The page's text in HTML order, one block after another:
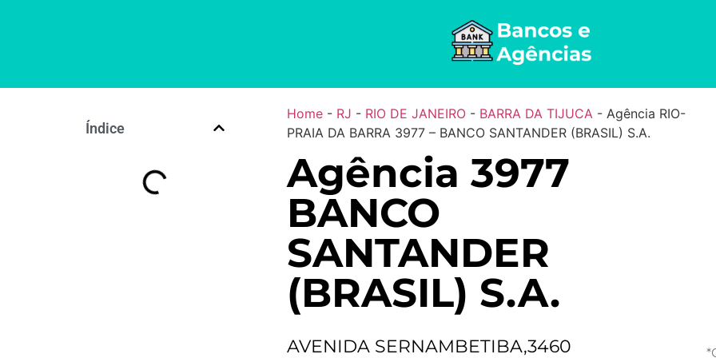
Índice
Home- RJ - RIO DE JANEIRO- BARRA DA TIJUCA - Agência RIO-
PRAIA DA BARRA 3977 – BANCO SANTANDER (BRASIL) S.A.
Agência 3977
BANCO
SANTANDER
(BRASIL) S.A.
AVENIDA SERNAMBETIBA,3460